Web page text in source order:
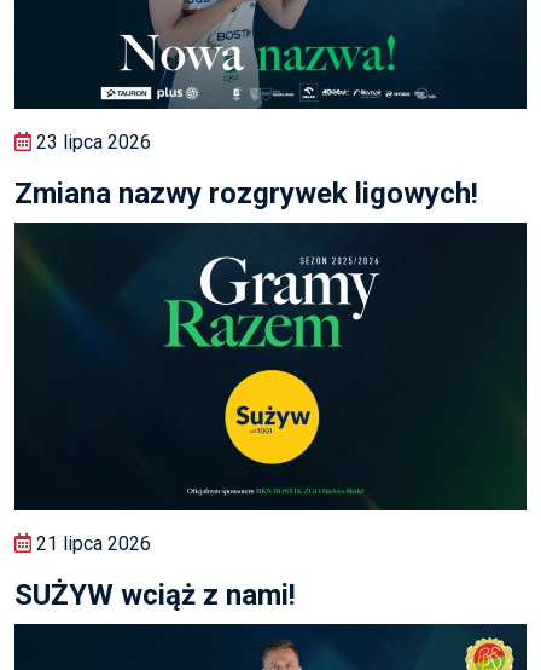
23 lipca 2026
Zmiana nazwy rozgrywek ligowych!
21 lipca 2026
SUŻYW wciąż z nami!